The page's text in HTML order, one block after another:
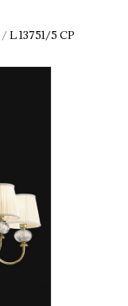
/L 13751/5 CP